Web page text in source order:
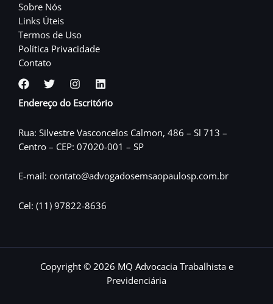
Sobre Nós
Links Úteis
Termos de Uso
Política Privacidade
Contato
Endereço do Escritório
Rua: Silvestre Vasconcelos Calmon, 486 – Sl 713 –
Centro – CEP: 07020-001 – SP
E-mail: contato@advogadosemsaopaulosp.com.br
Cel: (11) 97822-8636
Copyright © 2026 MQ Advocacia Trabalhista e
Previdenciária